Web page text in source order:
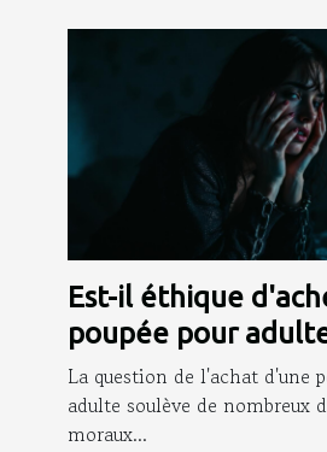
Est-il éthique
poupée pour
La question de l'achat d'une
adulte soulève de nombreux
moraux...